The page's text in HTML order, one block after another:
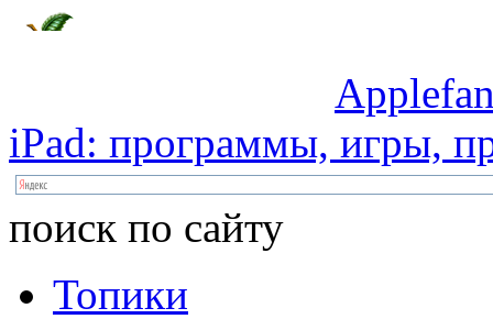
iPad: программы, игры,
поиск по сайту
Топики